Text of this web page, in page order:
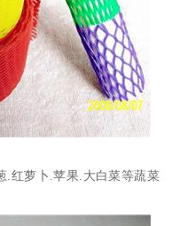
.红萝卜.苹果.大白菜等蔬菜